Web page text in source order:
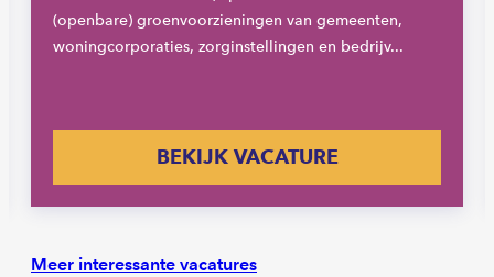
(openbare) groenvoorzieningen van gemeenten,
woningcorporaties, zorginstellingen en bedrijv...
BEKIJK VACATURE
Meer interessante vacatures